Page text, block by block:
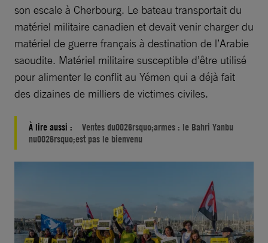
son escale à Cherbourg. Le bateau transportait du
matériel militaire canadien et devait venir charger du
matériel de guerre français à destination de l’Arabie
saoudite. Matériel militaire susceptible d’être utilisé
pour alimenter le conflit au Yémen qui a déjà fait
des dizaines de milliers de victimes civiles.
À lire aussi :
Ventes du0026rsquo;armes : le Bahri Yanbu
nu0026rsquo;est pas le bienvenu